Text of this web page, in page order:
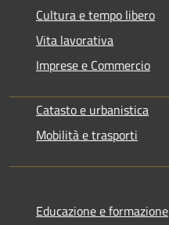
Cultura e tempo libero
Vita lavorativa
Imprese e Commercio
Catasto e urbanistica
Mobilità e trasporti
Educazione e formazione